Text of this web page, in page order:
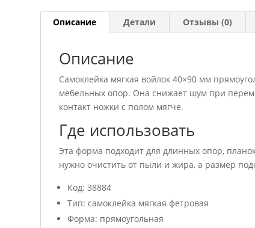
Описание Детали Отзывы (0)
Описание
Самоклейка мягкая войлок 40×90 мм
мебельных опор. Она снижает шум при
контакт ножки с полом мягче.
Где использовать
Эта форма подходит для длинных опор,
нужно очистить от пыли и жира, а размер
Код: 38884
Тип: самоклейка мягкая фетровая
Форма: прямоугольная